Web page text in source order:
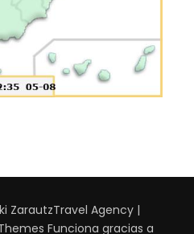
ZarautzTravel Agency |
Funciona gracias a